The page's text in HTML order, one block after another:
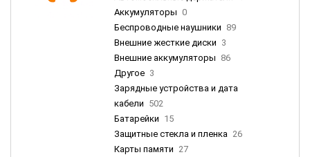
Аккумуляторы 0
Беспроводные наушники 89
Внешние жесткие диски 3
Внешние аккумуляторы 86
Другое 3
Зарядные устройства и дата
кабели 502
Батарейки 15
Защитные стекла и пленка 26
Карты памяти 27